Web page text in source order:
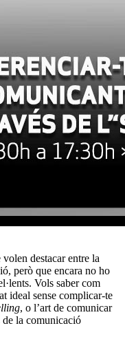
destacar entre la
però que encara no ho
Vols saber com
ideal sense complicar-te
, o l’art de comunicar
de la comunicació